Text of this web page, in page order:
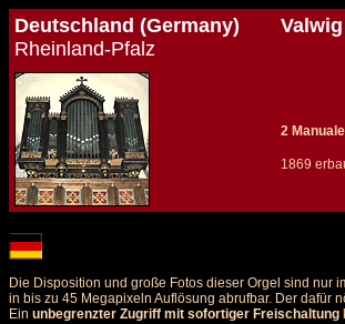
Deutschland (Germany)
Rheinland-Pfalz
2
1869
Die Disposition und große Fotos dieser Orgel sind nur
in bis zu 45 Megapixeln Auflösung abrufbar. Der dafür
Ein unbegrenzter Zugriff mit sofortiger Freischaltung